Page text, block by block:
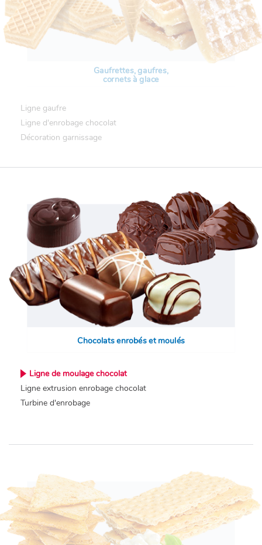
Gaufrettes, gaufres,
cornets à glace
Ligne gaufre
Ligne d'enrobage chocolat
Décoration garnissage
Chocolats enrobés et moulés
Ligne de moulage chocolat
Ligne extrusion enrobage chocolat
Turbine d'enrobage